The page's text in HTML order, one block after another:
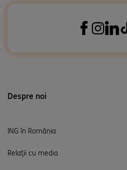
Despre noi
ING în România
Relații cu media